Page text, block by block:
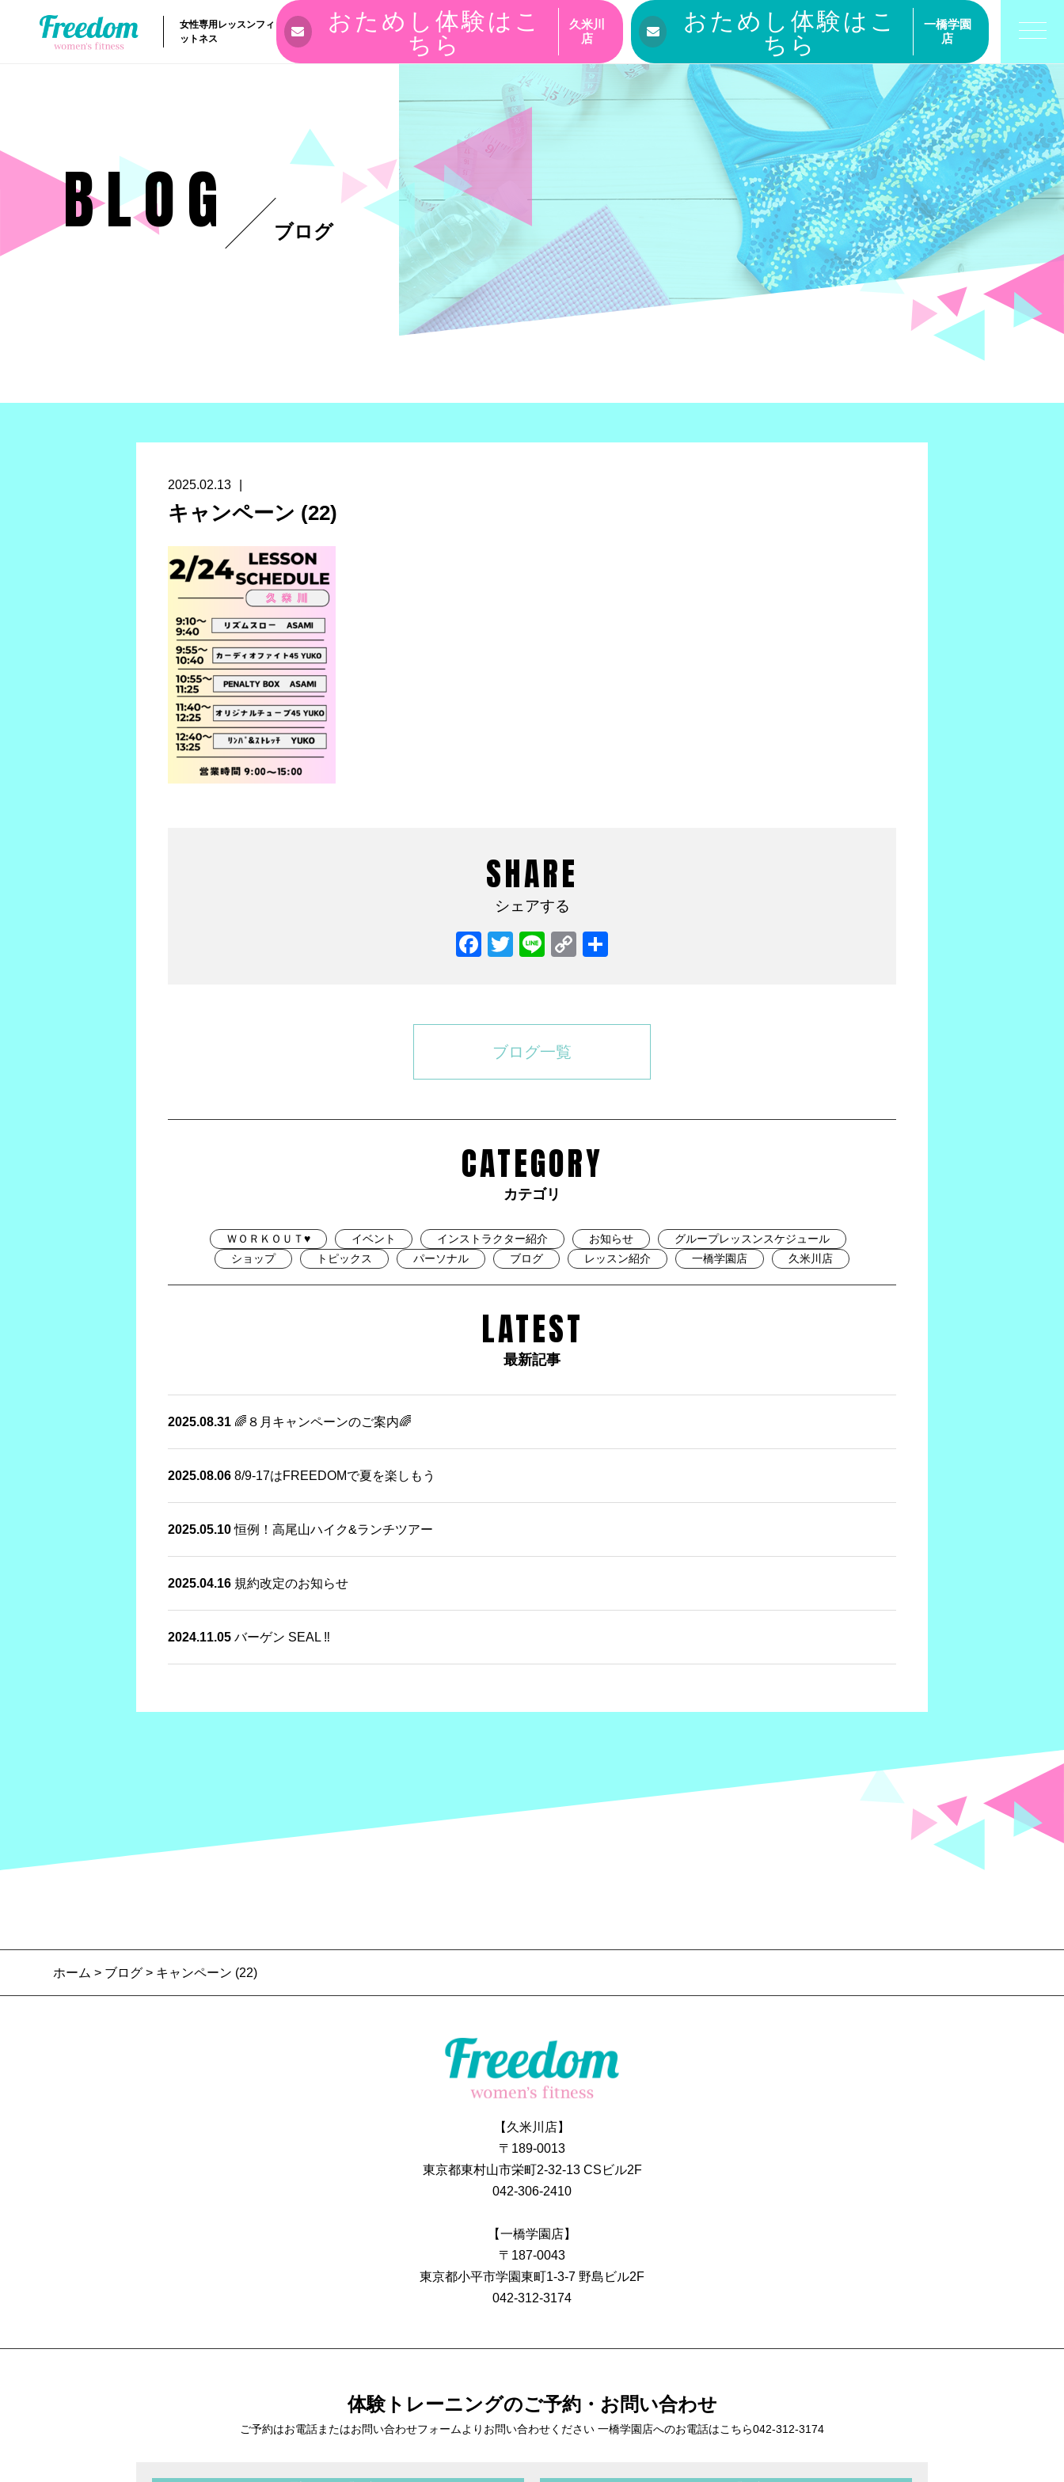
女性専用レッスンフィ
ットネス
おためし体験はこ
ちら
久米川
店
おためし体験はこ
ちら
一橋学園
店
BLOG ブログ
2025.02.13
キャンペーン (22)
SHARE
シェアする
Facebook
TwitterLineCopy
ブログ一覧
CATEGORY
カテゴリ
ＷＯＲＫＯＵＴ♥ イベント インストラクター紹介 お知らせ
グループレッスンスケジュール
ショップ
トピックス パーソナル ブログ レッスン紹介 一橋学園店 久米川店
LATEST
最新記事
2025.08.31 🌈８月キャンペーンのご案内🌈
2025.08.06 8/9-17はFREEDOMで夏を楽しもう
2025.05.10恒例！高尾山ハイク&ランチツアー
2025.04.16 規約改定のお知らせ
2024.11.05 バーゲン SEAL ‼
ホーム> ブログ > キャンペーン (22)
【久米川店】
〒189-0013
東京都東村山市栄町2-32-13 CSビル2F
042-306-2410
【一橋学園店】
〒187-0043
東京都小平市学園東町1-3-7 野島ビル2F
042-312-3174
体験トレーニングのご予約・お問い合わせ
ご予約はお電話またはお問い合わせフォームより お問い合わせください 一橋学園店へのお電話はこちら042-312-3174